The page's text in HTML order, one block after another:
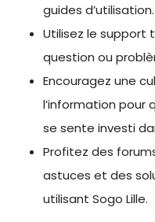
guides d’utilisation.
Utilisez le support
question ou
Encouragez une
l’information pour
se sente investi
Profitez des
astuces et des
utilisant Sogo Lille.